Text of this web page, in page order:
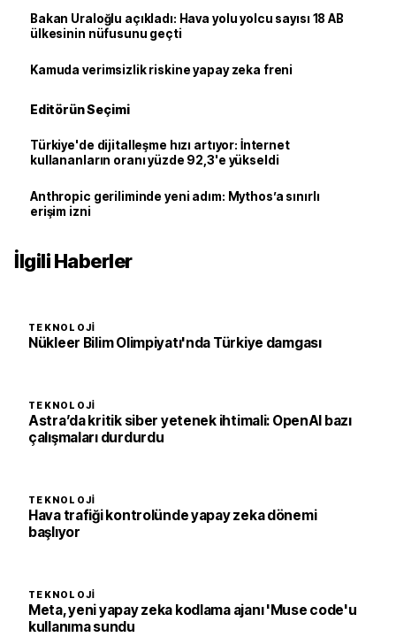
Bakan Uraloğlu açıkladı: Hava yolu yolcu sayısı 18 AB
ülkesinin nüfusunu geçti
Kamuda verimsizlik riskine yapay zeka freni
Editörün Seçimi
Türkiye'de dijitalleşme hızı artıyor: İnternet
kullananların oranı yüzde 92,3'e yükseldi
Anthropic geriliminde yeni adım: Mythos’a sınırlı
erişim izni
İlgili Haberler
TEKNOLOJI
Nükleer Bilim Olimpiyatı'nda Türkiye damgası
TEKNOLOJI
Astra’da kritik siber yetenek ihtimali: OpenAI bazı
çalışmaları durdurdu
TEKNOLOJI
Hava trafiği kontrolünde yapay zeka dönemi
başlıyor
TEKNOLOJI
Meta, yeni yapay zeka kodlama ajanı 'Muse code'u
kullanıma sundu